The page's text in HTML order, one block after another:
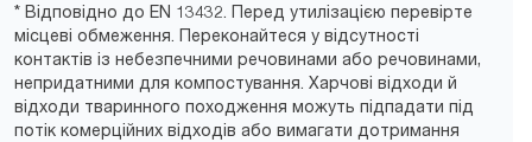
* Відповідно до EN 13432. Перед утилізацією перевірте
місцеві обмеження. Переконайтеся у відсутності
контактів із небезпечними речовинами або речовинами,
непридатними для компостування. Харчові відходи й
відходи тваринного походження можуть підпадати під
потік комерційних відходів або вимагати дотримання